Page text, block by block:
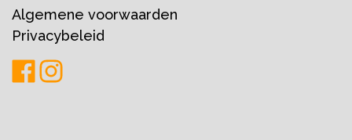
Algemene voorwaarden
Privacybeleid